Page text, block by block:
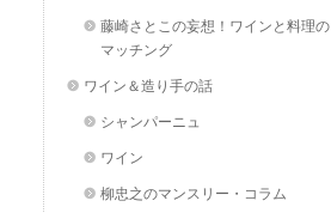
藤崎さとこの妄想！ワインと料理の
マッチング
ワイン＆造り手の話
シャンパーニュ
ワイン
柳忠之のマンスリー・コラム